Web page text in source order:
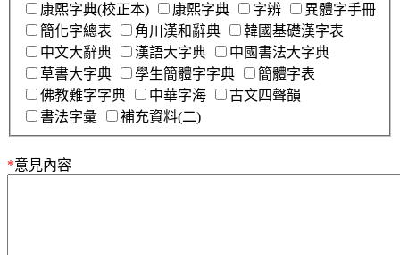
康熙字典(校正本)
康熙字典 字辨
異體字手冊
簡化字總表
角川漢和辭典
韓國基礎漢字表
中文大辭典
漢語大字典
中國書法大字典
草書大字典
學生簡體字字典
簡體字表
佛教難字字典
中華字海
古文四聲韻
書法字彙
補充資料(二)
*意見內容